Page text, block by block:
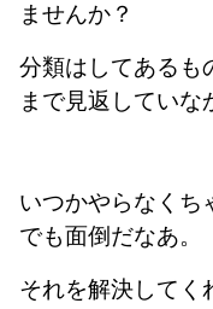
ませんか？
分類はしてあるも
まで見返していな
いつかやらなくち
でも面倒だなあ。
それを解決してく